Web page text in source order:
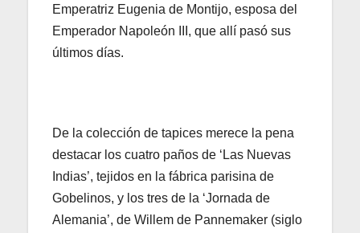
Emperatriz Eugenia de Montijo, esposa del
Emperador Napoleón III, que allí pasó sus
últimos días.
De la colección de tapices merece la pena
destacar los cuatro paños de ‘Las Nuevas
Indias’, tejidos en la fábrica parisina de
Gobelinos, y los tres de la ‘Jornada de
Alemania’, de Willem de Pannemaker (siglo